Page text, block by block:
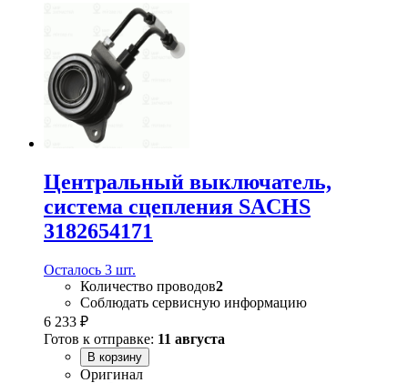
Центральный выключатель,
система сцепления SACHS
3182654171
Осталось 3 шт.
Количество проводов2
Соблюдать сервисную информацию
6 233 ₽
Готов к отправке: 11 августа
В корзину
Оригинал